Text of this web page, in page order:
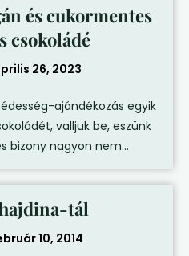
és cukormentes
csokoládé
26, 2023
ajándékozás egyik
valljuk be, eszünk
bizony nagyon nem...
tál
10, 2014